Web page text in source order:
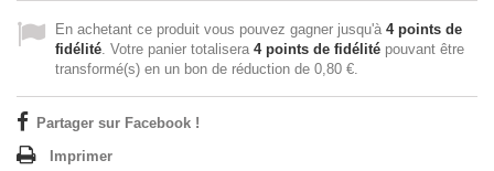
En achetant ce produit vous pouvez gagner jusqu'à 4points de
fidélité. Votre panier totalisera 4points de fidélité pouvant être
transformé(s) en un bon de réduction de 0,80 €.
Partager sur Facebook !
Imprimer